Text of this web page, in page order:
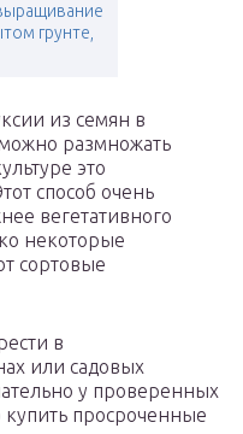
грунте,
из семян в
размножать
это
способ очень
вегетативного
некоторые
сортовые
в
или садовых
у проверенных
просроченные